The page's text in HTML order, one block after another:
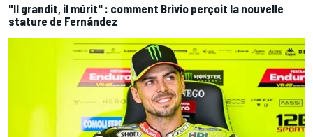
"Il grandit, il mûrit" : comment Brivio perçoit la nouvelle
stature de Fernández